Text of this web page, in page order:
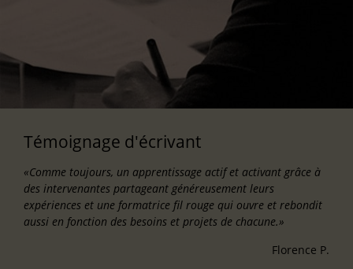
Témoignage d'écrivant
«Comme toujours, un apprentissage actif et activant grâce à
des intervenantes partageant généreusement leurs
expériences et une formatrice fil rouge qui ouvre et rebondit
aussi en fonction des besoins et projets de chacune.»
Florence P.